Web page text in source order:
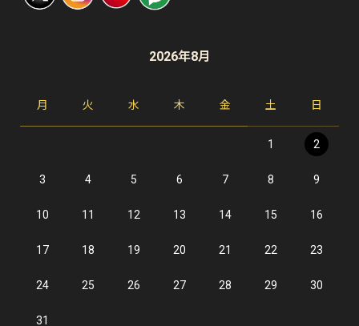
2026年8月
月 火 水 木 金 土 日
1 2
3 4 5 6 7 8 9
10 11 12 13 14 15 16
17 18 19 20 21 22 23
24 25 26 27 28 29 30
31